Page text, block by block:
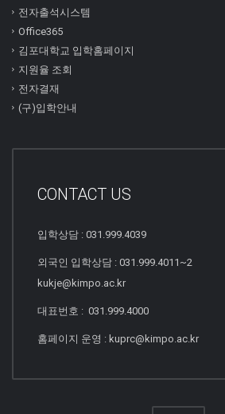
전자출석시스템
Office365
김포대학교 입학홈페이지
지원율 조회
전자결재
(구)입학안내
CONTACT US
입학상담 : 031.999.4039
외국인 입학상담 : 031.999.4011~2
kukje@kimpo.ac.kr
대표번호 : 031.999.4000
홈페이지 운영 : kuprc@kimpo.ac.kr